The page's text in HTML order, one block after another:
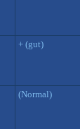
+ (gut)
(Normal)